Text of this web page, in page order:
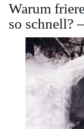
Warum
so schnell?